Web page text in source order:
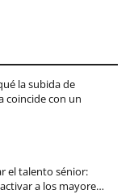
la subida de
coincide con un
el talento sénior:
a los mayore…